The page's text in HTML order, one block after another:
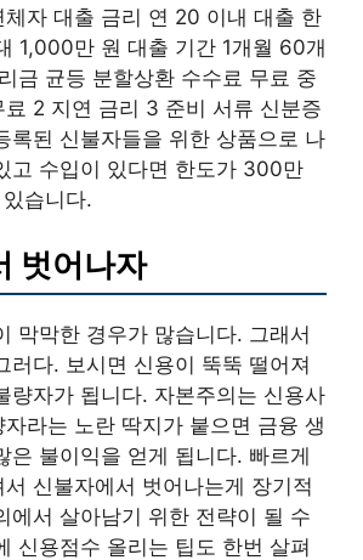
체자 대출 금리 연 20 이내 대출 한
1,000만 원 대출 기간 1개월 60개
금 균등 분할상환 수수료 무료 중
료 2 지연 금리 3 준비 서류 신분증
록된 신불자들을 위한 상품으로 나
고 수입이 있다면 한도가 300만
습니다.
벗어나자
막막한 경우가 많습니다. 그래서
러다. 보시면 신용이 뚝뚝 떨어져
량자가 됩니다. 자본주의는 신용사
라는 노란 딱지가 붙으면 금융 생
은 불이익을 얻게 됩니다. 빠르게
신불자에서 벗어나는게 장기적
에서 살아남기 위한 전략이 될 수
신용점수 올리는 팁도 한번 살펴